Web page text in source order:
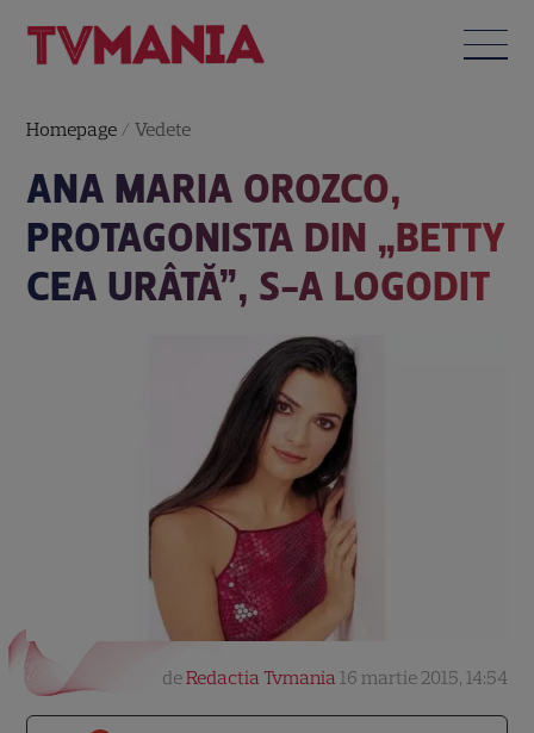
Homepage /Vedete
ANA MARIA OROZCO,
PROTAGONISTA DIN „BETTY
CEA URÂTĂ”, S-A LOGODIT
deRedactia Tvmania 16 martie 2015, 14:54